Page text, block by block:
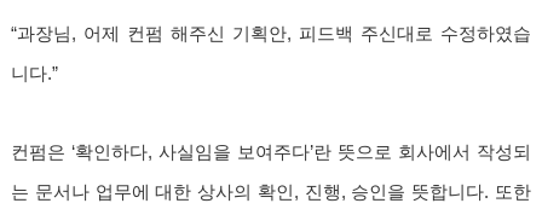
“과장님, 어제 컨펌 해주신 기획안, 피드백 주신대로 수정하였습
니다.”
컨펌은 ‘확인하다, 사실임을 보여주다’란 뜻으로 회사에서 작성되
는 문서나 업무에 대한 상사의 확인, 진행, 승인을 뜻합니다. 또한